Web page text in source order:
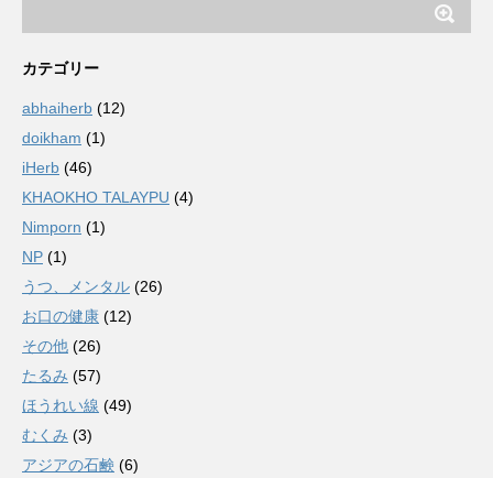
カテゴリー
abhaiherb (12)
doikham (1)
iHerb (46)
KHAOKHO TALAYPU (4)
Nimporn (1)
NP (1)
うつ、メンタル (26)
お口の健康 (12)
その他 (26)
たるみ (57)
ほうれい線 (49)
むくみ (3)
アジアの石鹸 (6)